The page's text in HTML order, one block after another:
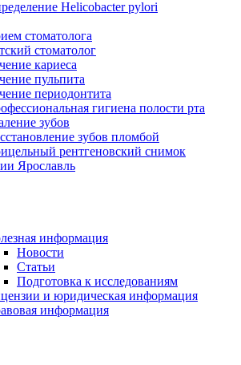
Helicobacter pylori
стоматолога
стоматолог
кариеса
пульпита
периодонтита
гигиена полости рта
зубов
зубов пломбой
рентгеновский снимок
Ярославль
информация
Новости
Статьи
Подготовка к исследованиям
и юридическая информация
информация